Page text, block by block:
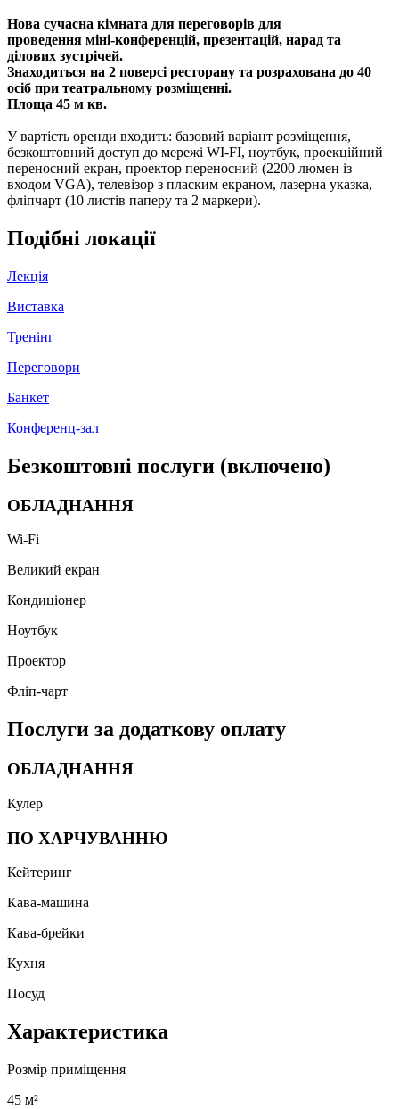
Нова сучасна кімната для переговорів для
проведення міні-конференцій, презентацій, нарад та
ділових зустрічей.
Знаходиться на 2 поверсі ресторану та розрахована до 40
осіб при театральному розміщенні.
Площа 45 м кв.
У вартість оренди входить: базовий варіант розміщення,
безкоштовний доступ до мережі WI-FI, ноутбук, проекційний
переносний екран, проектор переносний (2200 люмен із
входом VGA), телевізор з пласким екраном, лазерна указка,
фліпчарт (10 листів паперу та 2 маркери).
Подібні локації
Лекція
Виставка
Тренінг
Переговори
Банкет
Конференц-зал
Безкоштовні послуги (включено)
ОБЛАДНАННЯ
Wi-Fi
Великий екран
Кондиціонер
Ноутбук
Проектор
Фліп-чарт
Послуги за додаткову оплату
ОБЛАДНАННЯ
Кулер
ПО ХАРЧУВАННЮ
Кейтеринг
Кава-машина
Кава-брейки
Кухня
Посуд
Характеристика
Розмір приміщення
45 м²